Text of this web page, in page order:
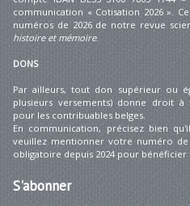
communication « Cotisation 2026 ».
numéros de 2026 de notre revue
histoire et mémoire.
DONS
Par ailleurs, tout don supérieur ou
plusieurs versements) donne droit
pour les contribuables belges.
En communication, précisez bien
veuillez mentionner votre numéro
obligatoire depuis 2024 pour bénéficier
S'abonner